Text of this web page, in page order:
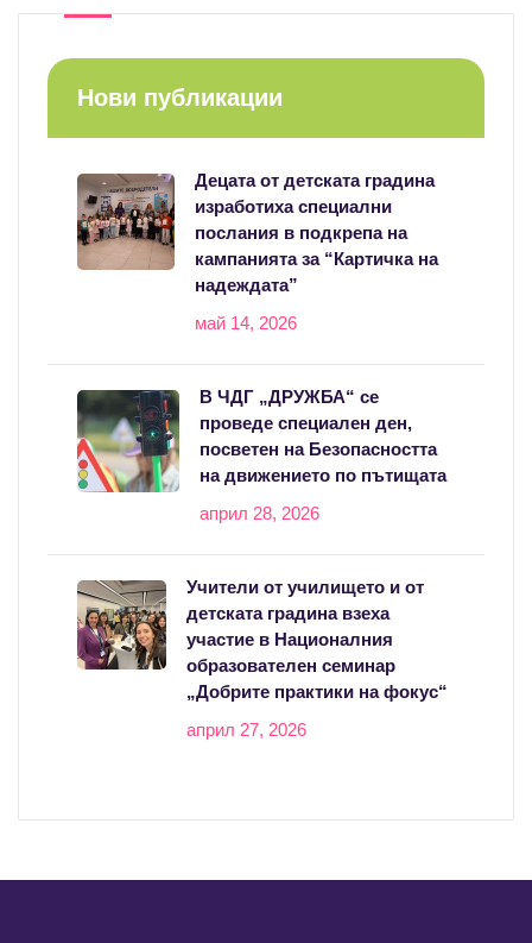
Нови публикации
Децата от детската градина
изработиха специални
послания в подкрепа на
кампанията за “Картичка на
надеждата”
май 14, 2026
В ЧДГ „ДРУЖБА“ се
проведе специален ден,
посветен на Безопасността
на движението по пътищата
април 28, 2026
Учители от училището и от
детската градина взеха
участие в Националния
образователен семинар
„Добрите практики на фокус“
април 27, 2026